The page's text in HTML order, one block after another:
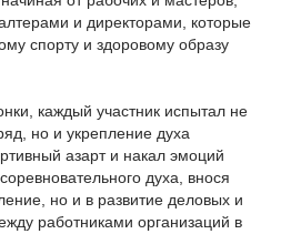
и директорами, которые
спорту и здоровому образу
каждый участник испытал не
но и укрепление духа
азарт и накал эмоций
духа, внося
но и в развитие деловых и
работниками организаций в